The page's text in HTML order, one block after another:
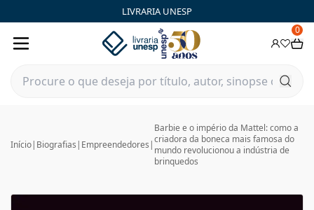
LIVRARIA UNESP
0
Início| Biografias | Empreendedores |
Barbie e o império da Mattel: como a
criadora da boneca mais famosa do
mundo revolucionou a indústria de
brinquedos